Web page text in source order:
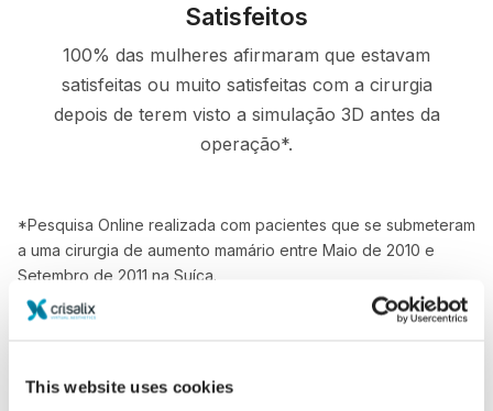
This website uses cookies
Satisfeitos
100% das mulheres afirmaram que estavam
satisfeitas ou muito satisfeitas com a cirurgia
depois de terem visto a simulação 3D antes da
operação*.
*Pesquisa Online realizada com pacientes que se submeteram
a uma cirurgia de aumento mamário entre Maio de 2010 e
Setembro de 2011 na Suíça.